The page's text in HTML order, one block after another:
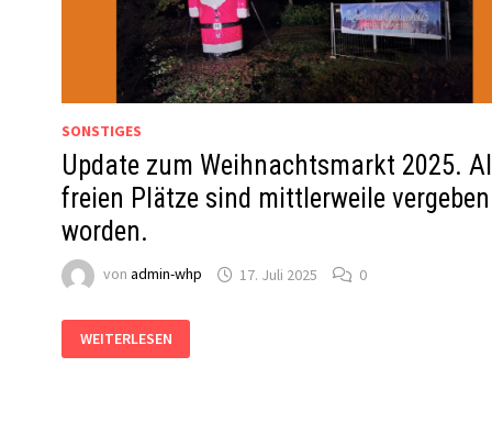
SONSTIGES
Update zum Weihnachtsmarkt 2025.
freien Plätze sind mittlerweile vergeben
worden.
von admin-whp 17. Juli 2025 0
ZUM
WEIHNACHTSMARKT
WEITERLESEN